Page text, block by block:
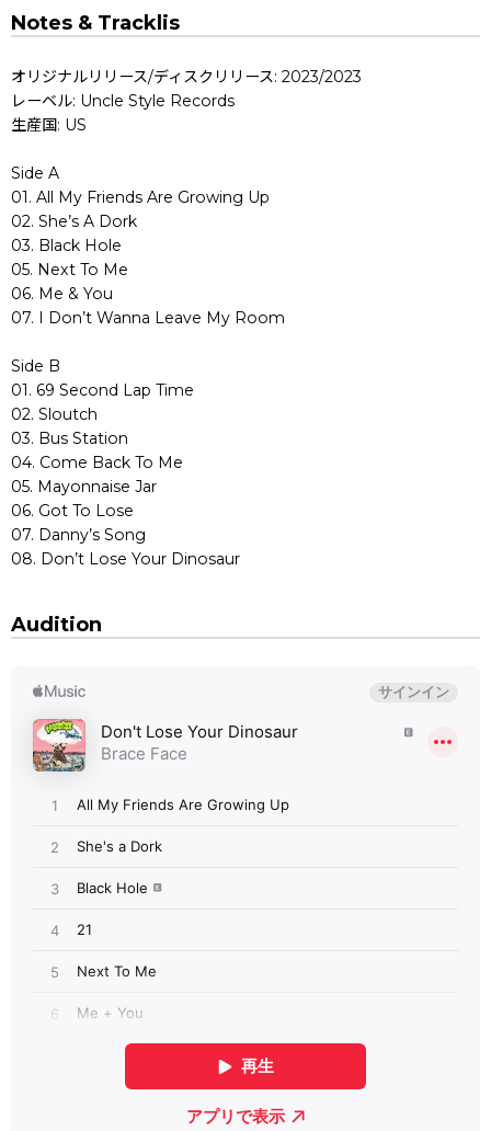
Notes & Tracklis
オリジナルリリース/ディスクリリース: 2023/2023
レーベル: Uncle Style Records
生産国: US
Side A
01. All My Friends Are Growing Up
02. She’s A Dork
03. Black Hole
05. Next To Me
06. Me & You
07. I Don’t Wanna Leave My Room
Side B
01. 69 Second Lap Time
02. Sloutch
03. Bus Station
04. Come Back To Me
05. Mayonnaise Jar
06. Got To Lose
07. Danny’s Song
08. Don’t Lose Your Dinosaur
Audition